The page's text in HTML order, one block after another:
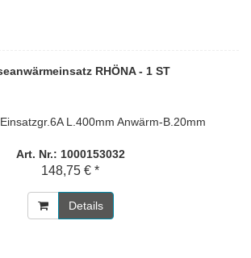
RHÖNA - 1 ST
L.400mm Anwärm-B.20mm
Art. Nr.: 1000153032
148,75 € *
Details